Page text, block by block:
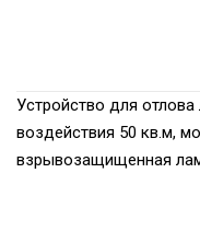
Устройство для
воздействия 50 кв.м,
взрывозащищенная